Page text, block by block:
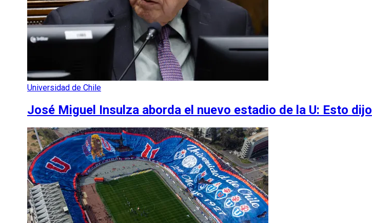
Universidad de Chile
José Miguel Insulza aborda el nuevo estadio de la U: Esto dijo